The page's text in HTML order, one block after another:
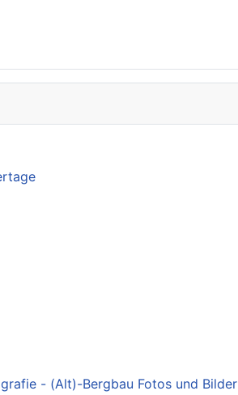
- (Alt)-Bergbau Fotos und Bilder